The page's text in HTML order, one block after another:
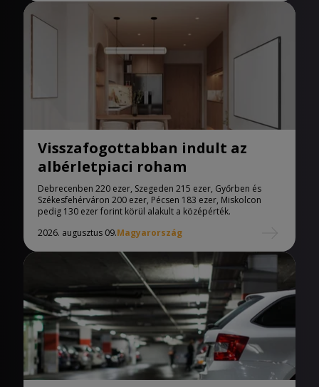
Visszafogottabban indult az
albérletpiaci roham
Debrecenben 220 ezer, Szegeden 215 ezer, Győrben és
Székesfehérváron 200 ezer, Pécsen 183 ezer, Miskolcon
pedig 130 ezer forint körül alakult a középérték.
2026. augusztus 09.Magyarország